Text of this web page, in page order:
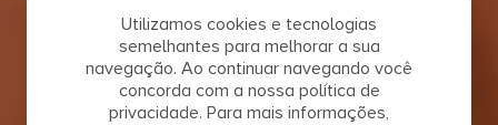
Utilizamos cookies e tecnologias
semelhantes para melhorar a sua
navegação. Ao continuar navegando você
concorda com a nossa política de
privacidade. Para mais informações,